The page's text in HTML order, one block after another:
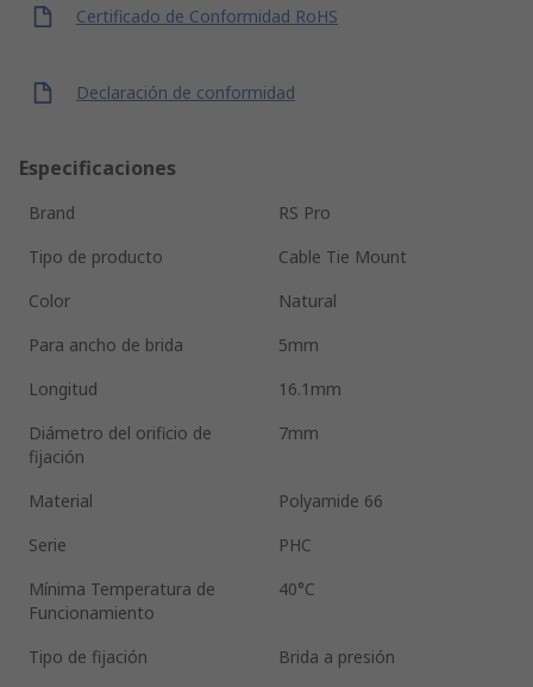
Certificado de Conformidad RoHS
Declaración de conformidad
Especificaciones
Brand
RS Pro
Tipo de producto
Cable Tie Mount
Color
Natural
Para ancho de brida
5mm
Longitud
16.1mm
Diámetro del orificio de
fijación
7mm
Material
Polyamide 66
Serie
PHC
Mínima Temperatura de
Funcionamiento
40°C
Tipo de fijación
Brida a presión